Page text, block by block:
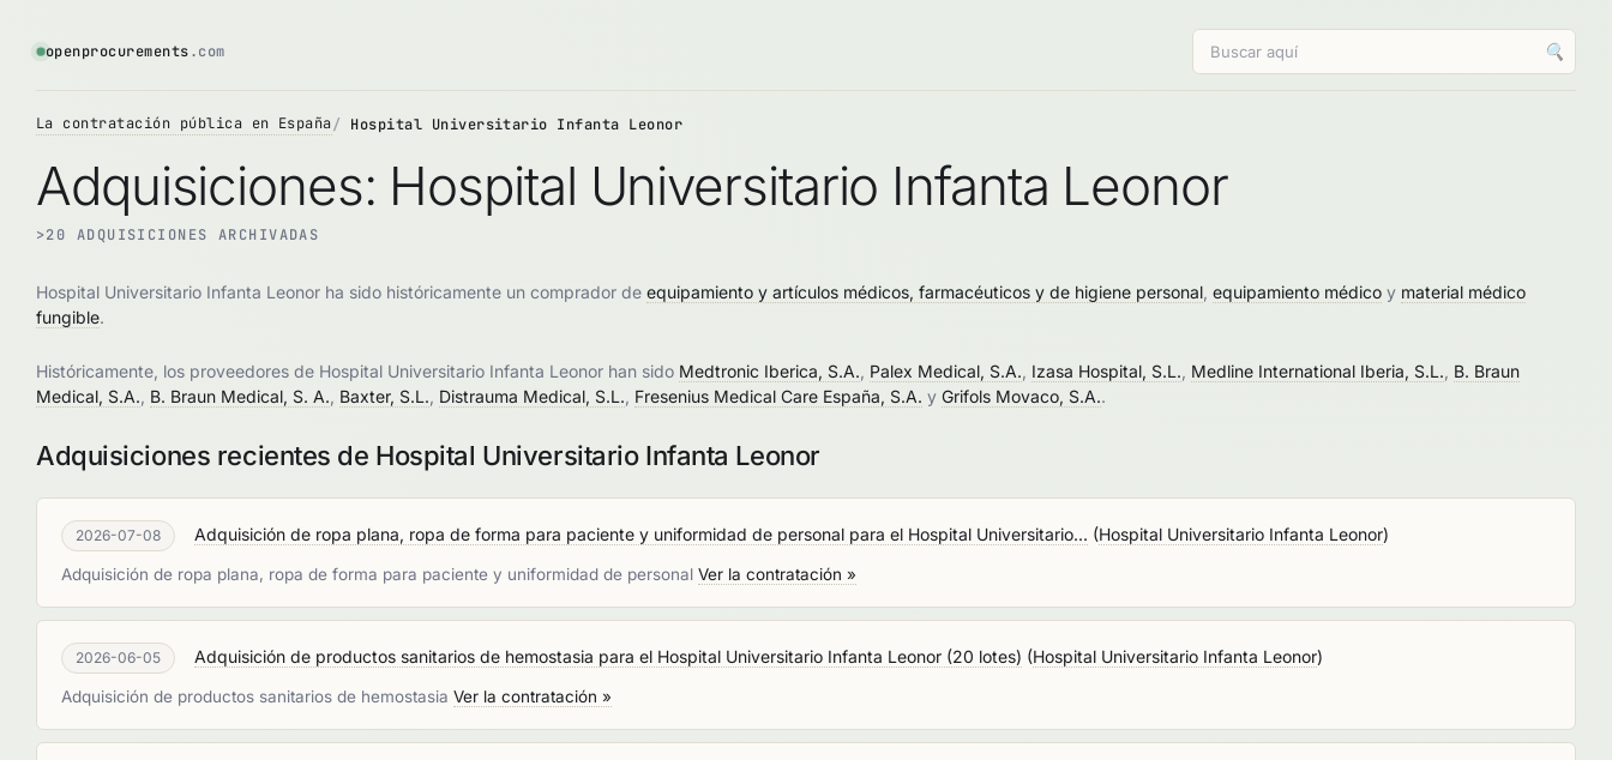
openprocurements.com 🔍
La contratación pública en España Hospital Universitario Infanta Leonor
Adquisiciones: Hospital Universitario Infanta Leonor
>20 ADQUISICIONES ARCHIVADAS
Hospital Universitario Infanta Leonor ha sido históricamente un comprador de equipamiento y artículos médicos, farmacéuticos y de higiene personal equipamiento médico y material médico
fungible.
Históricamente, los proveedores de Hospital Universitario Infanta Leonor han sido Medtronic Iberica, S.A. Palex Medical, S.A. Izasa Hospital, S.L. Medline International Iberia, S.L. B. Braun
Medical, S.A. B. Braun Medical, S. A. Baxter, S.L. Distrauma Medical, S.L. Fresenius Medical Care España, S.A. y Grifols Movaco, S.A..
Adquisiciones recientes de Hospital Universitario Infanta Leonor
2026-07-08 Adquisición de ropa plana, ropa de forma para paciente y uniformidad de personal para el Hospital Universitario... (Hospital Universitario Infanta Leonor)
Adquisición de ropa plana, ropa de forma para paciente y uniformidad de personal Ver la contratación »
2026-06-05 Adquisición de productos sanitarios de hemostasia para el Hospital Universitario Infanta Leonor (20 lotes) (Hospital Universitario Infanta Leonor)
Adquisición de productos sanitarios de hemostasia Ver la contratación »